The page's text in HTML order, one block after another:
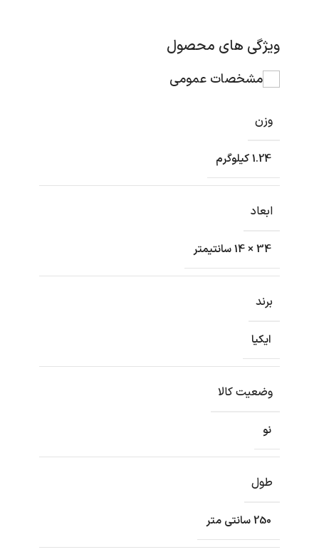
ویژگی های محصول
مشخصات عمومی
وزن
1.24 کیلوگرم
ابعاد
34 × 14 سانتیمتر
برند
ایکیا
وضعیت کالا
نو
طول
250 سانتی متر